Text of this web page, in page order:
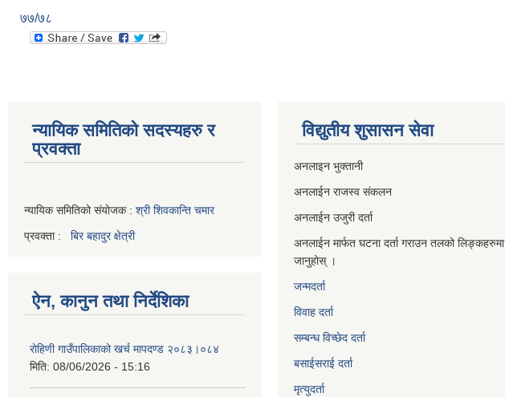
७७/७८
न्यायिक समितिको सदस्यहरु र
प्रवक्ता
न्यायिक समितिको संयोजक : श्री शिवकान्ति चमार
प्रवक्ता : बिर बहादुर क्षेत्री
ऐन, कानुन तथा निर्देशिका
रोहिणी गाउँपालिकाको खर्च मापदण्ड २०८३।०८४
मिति: 08/06/2026 - 15:16
विद्युतीय शुसासन सेवा
अनलाइन भुक्तानी
अनलाईन राजस्व संकलन
अनलाईन उजुरी दर्ता
अनलाईन मार्फत घटना दर्ता गराउन तलको लिङ्कहरुमा
जानुहोस् ।
जन्मदर्ता
विवाह दर्ता
सम्बन्ध विच्छेद दर्ता
बसाईसराई दर्ता
मृत्युदर्ता